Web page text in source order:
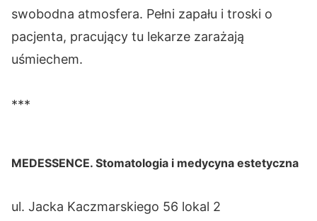
swobodna atmosfera. Pełni zapału i troski o
pacjenta, pracujący tu lekarze zarażają
uśmiechem.
***
MEDESSENCE. Stomatologia i medycyna estetyczna
ul. Jacka Kaczmarskiego 56 lokal 2